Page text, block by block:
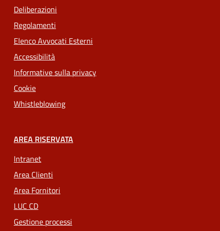
Deliberazioni
Regolamenti
Elenco Avvocati Esterni
Accessibilità
Informative sulla privacy
Cookie
Whistleblowing
AREA RISERVATA
Intranet
Area Clienti
Area Fornitori
LUC CD
Gestione processi